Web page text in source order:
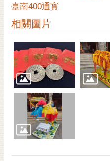
臺南400通寶
相關圖片